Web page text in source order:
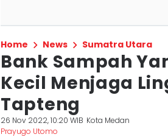
Home News Sumatra Utara
Bank Sampah
Kecil Menjaga
Tapteng
26 Nov 2022, 10:20 WIB Kota Medan
Prayugo Utomo